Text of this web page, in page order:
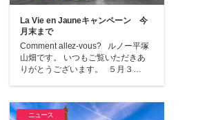
La Vie en Jauneキャンペーン 今
月末まで
Comment allez-vous? ルノー平塚
山畑です。 いつもご覧いただきあ
りがとうございます。 ５月３…
ニュース